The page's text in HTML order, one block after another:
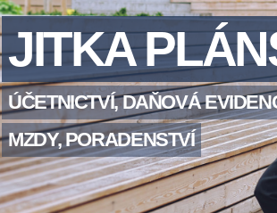
JITKA
ÚČETNICTVÍ, DAŇOVÁ
MZDY, PORADENSTVÍ